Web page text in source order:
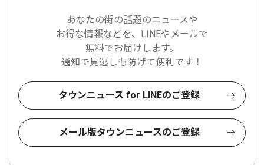
あなたの街の話題のニュースや
お得な情報などを、LINEやメールで
無料でお届けします。
通知で見逃しも防げて便利です！
タウンニュース for LINEのご登録
メール版タウンニュースのご登録